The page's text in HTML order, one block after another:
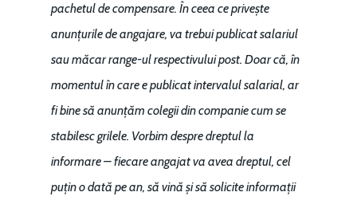
pachetul de compensare. În ceea ce privește
anunțurile de angajare, va trebui publicat salariul
sau măcar range-ul respectivului post. Doar că, în
momentul în care e publicat intervalul salarial, ar
fi bine să anunțăm colegii din companie cum se
stabilesc grilele. Vorbim despre dreptul la
informare – fiecare angajat va avea dreptul, cel
puțin o dată pe an, să vină și să solicite informații